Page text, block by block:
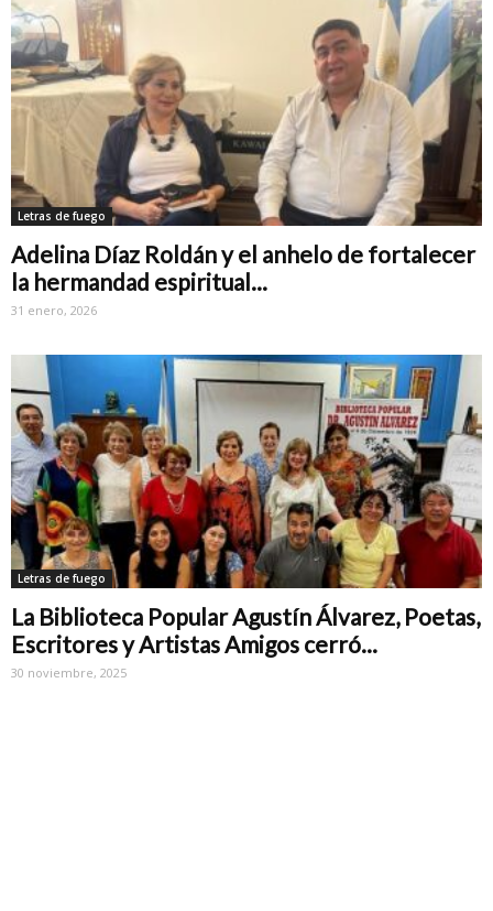
Letras de fuego
Adelina Díaz Roldán y el anhelo de fortalecer
la hermandad espiritual...
31 enero, 2026
Letras de fuego
La Biblioteca Popular Agustín Álvarez, Poetas,
Escritores y Artistas Amigos cerró...
30 noviembre, 2025